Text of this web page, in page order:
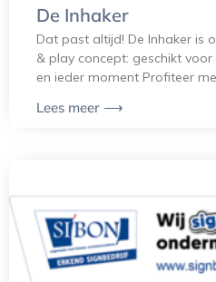
De Inhaker
Dat past altijd! De Inhaker is
& play concept: geschikt
en ieder moment Profiteer
Lees meer ⟶